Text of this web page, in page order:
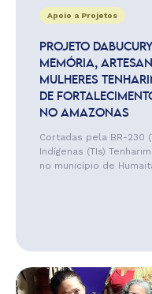
Apoio a Projetos
PROJETO
MEMÓRIA,
MULHERES
DE
NO AMAZONAS
Cortadas pela BR-230
Indígenas (TIs)
no município de